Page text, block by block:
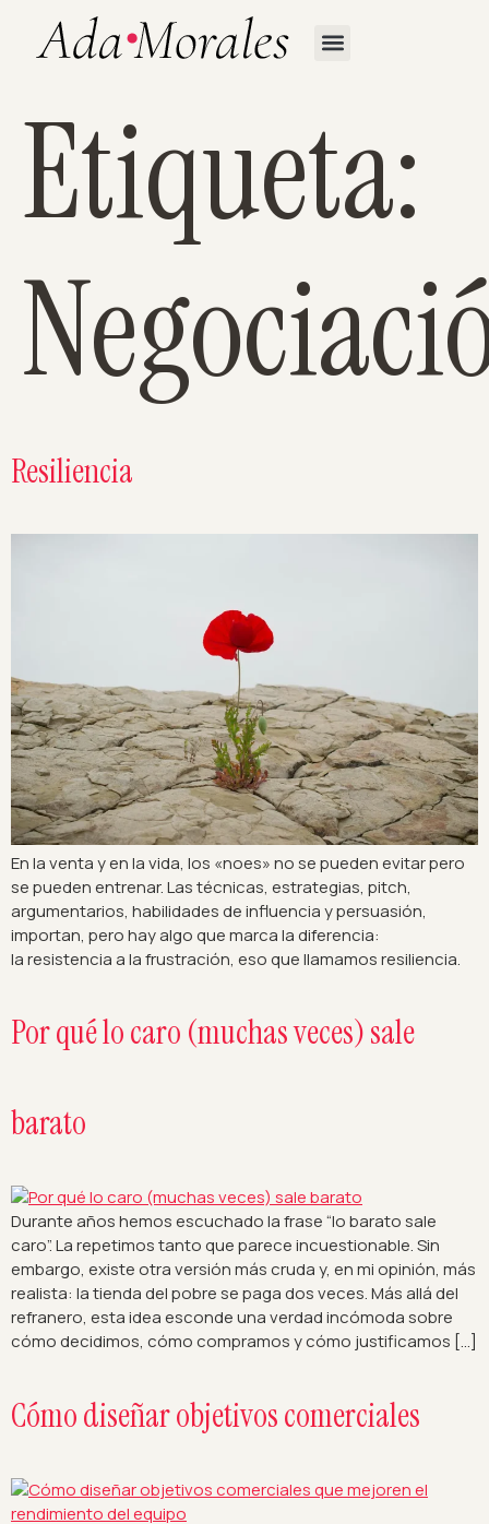
Etiqueta:
Resiliencia
En la venta y en la vida, los «noes» no se pueden evitar pero
se pueden entrenar. Las técnicas, estrategias, pitch,
argumentarios, habilidades de influencia y persuasión,
importan, pero hay algo que marca la diferencia:
la resistencia a la frustración, eso que llamamos resiliencia.
Por qué lo caro (muchas veces) sale
barato
Durante años hemos escuchado la frase “lo barato sale
caro”. La repetimos tanto que parece incuestionable. Sin
embargo, existe otra versión más cruda y, en mi opinión, más
realista: la tienda del pobre se paga dos veces. Más allá del
refranero, esta idea esconde una verdad incómoda sobre
cómo decidimos, cómo compramos y cómo justificamos […]
Cómo diseñar objetivos comerciales